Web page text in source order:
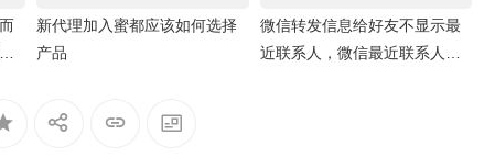
新代理加入蜜都应该如何选择
产品
微信转发信息给好友不显示最
近联系人，微信最近联系人空